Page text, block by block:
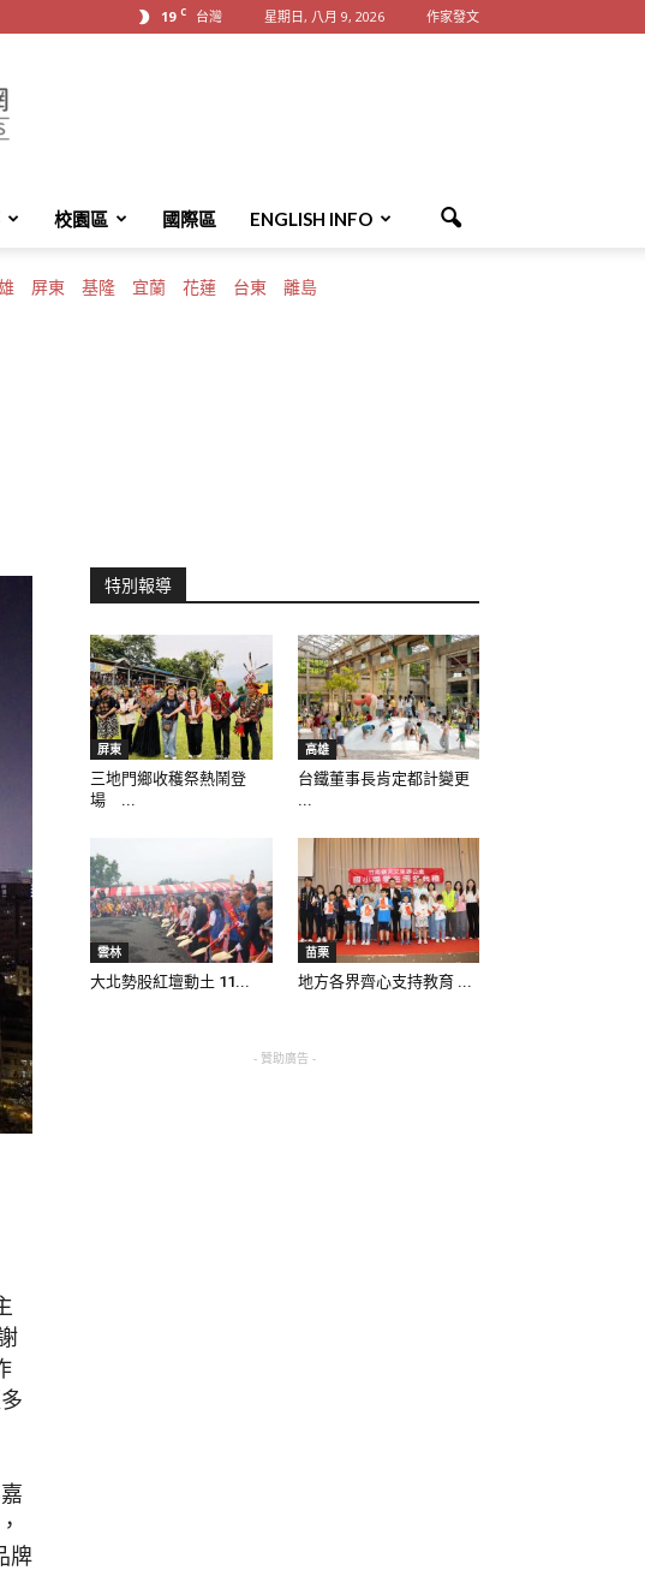
19 C 台灣 星期日, 八月 9, 2026 作家發文
校園區 國際區 ENGLISH INFO
屏東 基隆 宜蘭 花蓮 台東 離島
牌
特別報導
屏東
三地門鄉收穫祭熱鬧登
場 ...
高雄
台鐵董事長肯定都計變更
...
雲林
大北勢股紅壇動土 11...
苗栗
地方各界齊心支持教育 ...
- 贊助廣告 -